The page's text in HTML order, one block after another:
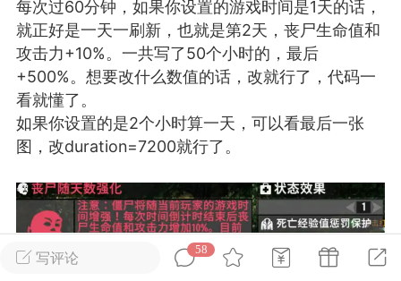
单机辅助引流私下售卖服务器外挂！
作弊模组的发布规范近期收到一些信息
作弊模组在联机服务器使用,为了维护游
环境，中文网特此发布以下声明，规范
模组的发布行为：1. *...
汉
72 2.24w
大人
Lv.8
写评论
58
每次过60分钟，如果你设置的游戏时间是1天的话，
就正好是一天一刷新，也就是第2天，丧尸生命值和
攻击力+10%。一共写了50个小时的，最后
+500%。想要改什么数值的话，改就行了，代码一
看就懂了。
如果你设置的是2个小时算一天，可以看最后一张
图，改duration=7200就行了。